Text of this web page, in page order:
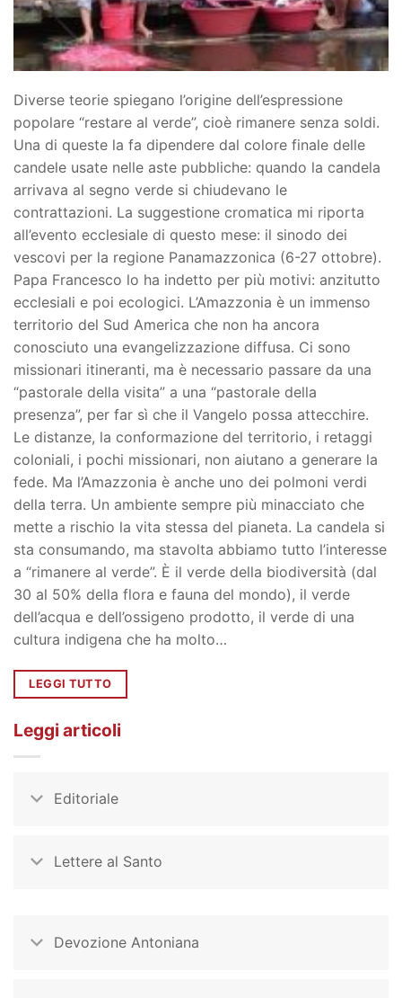
Diverse teorie spiegano l’origine dell’espressione
popolare “restare al verde”, cioè rimanere senza soldi.
Una di queste la fa dipendere dal colore finale delle
candele usate nelle aste pubbliche: quando la candela
arrivava al segno verde si chiudevano le
contrattazioni. La suggestione cromatica mi riporta
all’evento ecclesiale di questo mese: il sinodo dei
vescovi per la regione Panamazzonica (6-27 ottobre).
Papa Francesco lo ha indetto per più motivi: anzitutto
ecclesiali e poi ecologici. L’Amazzonia è un immenso
territorio del Sud America che non ha ancora
conosciuto una evangelizzazione diffusa. Ci sono
missionari itineranti, ma è necessario passare da una
“pastorale della visita” a una “pastorale della
presenza”, per far sì che il Vangelo possa attecchire.
Le distanze, la conformazione del territorio, i retaggi
coloniali, i pochi missionari, non aiutano a generare la
fede. Ma l’Amazzonia è anche uno dei polmoni verdi
della terra. Un ambiente sempre più minacciato che
mette a rischio la vita stessa del pianeta. La candela si
sta consumando, ma stavolta abbiamo tutto l’interesse
a “rimanere al verde”. È il verde della biodiversità (dal
30 al 50% della flora e fauna del mondo), il verde
dell’acqua e dell’ossigeno prodotto, il verde di una
cultura indigena che ha molto…
LEGGI TUTTO
Leggi articoli
Editoriale
Lettere al Santo
Devozione Antoniana